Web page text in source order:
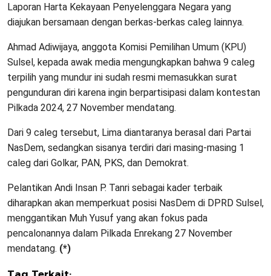
Laporan Harta Kekayaan Penyelenggara Negara yang
diajukan bersamaan dengan berkas-berkas caleg lainnya.
Ahmad Adiwijaya, anggota Komisi Pemilihan Umum (KPU)
Sulsel, kepada awak media mengungkapkan bahwa 9 caleg
terpilih yang mundur ini sudah resmi memasukkan surat
pengunduran diri karena ingin berpartisipasi dalam kontestan
Pilkada 2024, 27 November mendatang.
Dari 9 caleg tersebut, Lima diantaranya berasal dari Partai
NasDem, sedangkan sisanya terdiri dari masing-masing 1
caleg dari Golkar, PAN, PKS, dan Demokrat.
Pelantikan Andi Insan P. Tanri sebagai kader terbaik
diharapkan akan memperkuat posisi NasDem di DPRD Sulsel,
menggantikan Muh Yusuf yang akan fokus pada
pencalonannya dalam Pilkada Enrekang 27 November
mendatang. (*)